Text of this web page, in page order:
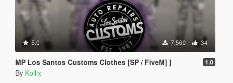
5.0 7,560 34
MP Los Santos Customs Clothes [SP / FiveM] ] 1.0
By Kollix